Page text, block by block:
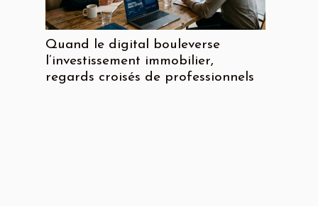
Quand le digital bouleverse
l’investissement immobilier,
regards croisés de professionnels